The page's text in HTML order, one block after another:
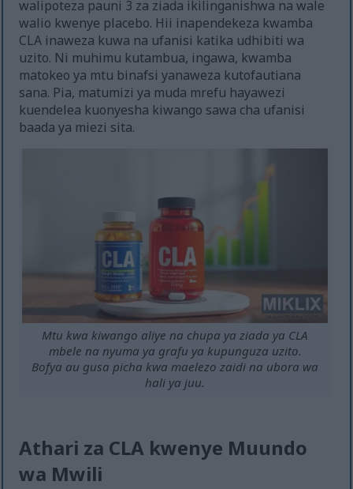
walipoteza pauni 3 za ziada ikilinganishwa na wale
walio kwenye placebo. Hii inapendekeza kwamba
CLA inaweza kuwa na ufanisi katika udhibiti wa
uzito. Ni muhimu kutambua, ingawa, kwamba
matokeo ya mtu binafsi yanaweza kutofautiana
sana. Pia, matumizi ya muda mrefu hayawezi
kuendelea kuonyesha kiwango sawa cha ufanisi
baada ya miezi sita.
Mtu kwa kiwango aliye na chupa ya ziada ya CLA
mbele na nyuma ya grafu ya kupunguza uzito.
Bofya au gusa picha kwa maelezo zaidi na ubora wa
hali ya juu.
Athari za CLA kwenye Muundo
wa Mwili